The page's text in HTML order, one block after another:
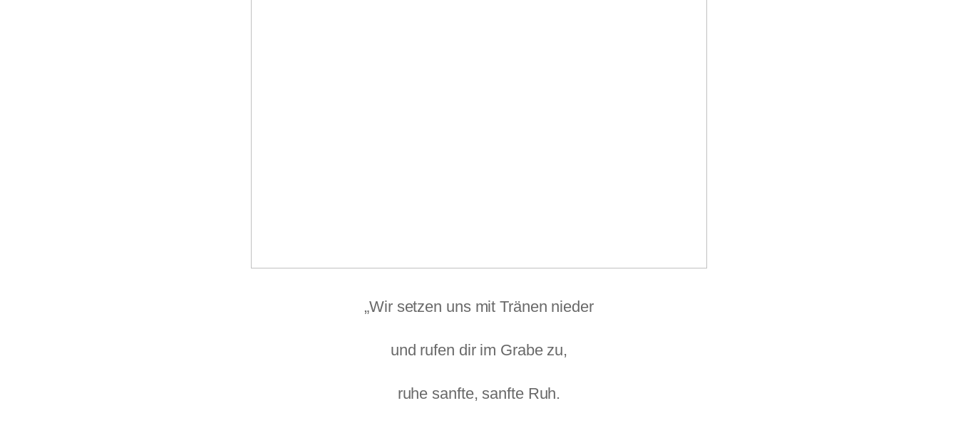
„Wir setzen uns mit Tränen nieder
und rufen dir im Grabe zu,
ruhe sanfte, sanfte Ruh.